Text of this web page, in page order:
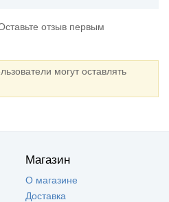
отзыв первым
могут оставлять
Магазин
О магазине
Доставка